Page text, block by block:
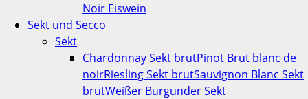
Noir Eiswein
Sekt und Secco
Sekt
Chardonnay Sekt brutPinot Brut blanc de
noirRiesling Sekt brutSauvignon Blanc Sekt
brutWeißer Burgunder Sekt